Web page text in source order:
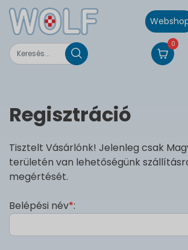
0
Regisztráció
Tisztelt Vásárlónk! Jelenleg csak
területén van lehetőségünk
megértését.
Belépési név*: